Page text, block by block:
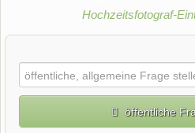
Hochzeitsfotograf-
öffentliche